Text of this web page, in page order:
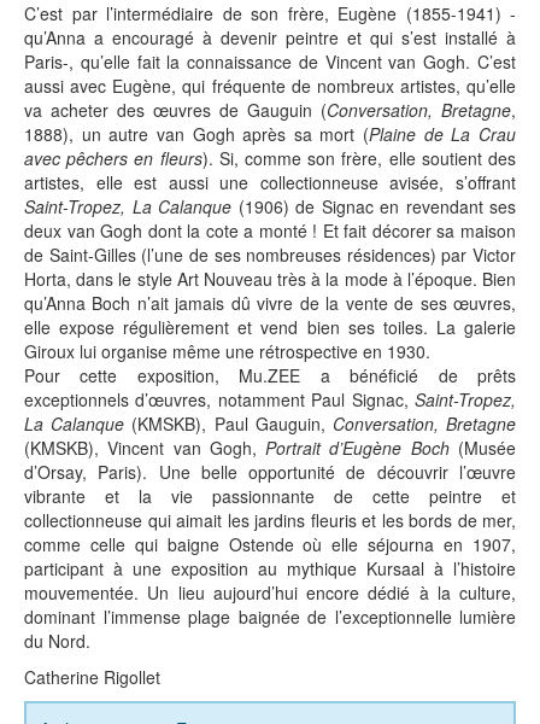
C’est par l’intermédiaire de son frère, Eugène (1855-1941) -
qu’Anna a encouragé à devenir peintre et qui s’est installé à
Paris-, qu’elle fait la connaissance de Vincent van Gogh. C’est
aussi avec Eugène, qui fréquente de nombreux artistes, qu’elle
va acheter des œuvres de Gauguin (Conversation, Bretagne,
1888), un autre van Gogh après sa mort (Plaine de La Crau
avec pêchers en fleurs). Si, comme son frère, elle soutient des
artistes, elle est aussi une collectionneuse avisée, s’offrant
Saint-Tropez, La Calanque (1906) de Signac en revendant ses
deux van Gogh dont la cote a monté ! Et fait décorer sa maison
de Saint-Gilles (l’une de ses nombreuses résidences) par Victor
Horta, dans le style Art Nouveau très à la mode à l’époque. Bien
qu’Anna Boch n’ait jamais dû vivre de la vente de ses œuvres,
elle expose régulièrement et vend bien ses toiles. La galerie
Giroux lui organise même une rétrospective en 1930.
Pour cette exposition, Mu.ZEE a bénéficié de prêts
exceptionnels d’œuvres, notamment Paul Signac, Saint-Tropez,
La Calanque (KMSKB), Paul Gauguin, Conversation, Bretagne
(KMSKB), Vincent van Gogh,Portrait d’Eugène Boch(Musée
d’Orsay, Paris). Une belle opportunité de découvrir l’œuvre
vibrante et la vie passionnante de cette peintre et
collectionneuse qui aimait les jardins fleuris et les bords de mer,
comme celle qui baigne Ostende où elle séjourna en 1907,
participant à une exposition au mythique Kursaal à l’histoire
mouvementée. Un lieu aujourd’hui encore dédié à la culture,
dominant l’immense plage baignée de l’exceptionnelle lumière
du Nord.
Catherine Rigollet